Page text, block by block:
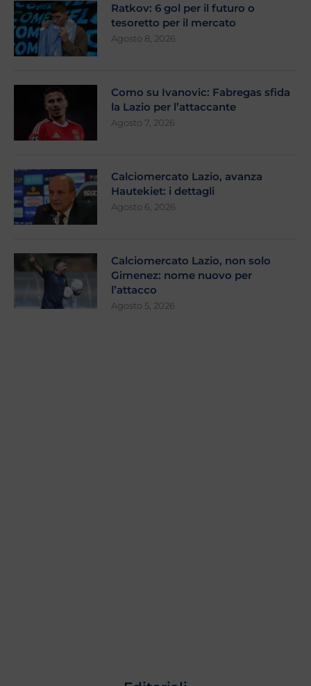
Ratkov: 6 gol per il futuro o
tesoretto per il mercato
Agosto 8, 2026
Como su Ivanovic: Fabregas sfida
la Lazio per l’attaccante
Agosto 7, 2026
Calciomercato Lazio, avanza
Hautekiet: i dettagli
Agosto 6, 2026
Calciomercato Lazio, non solo
Gimenez: nome nuovo per
l’attacco
Agosto 5, 2026